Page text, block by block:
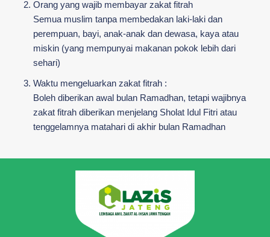
Orang yang wajib membayar zakat fitrah
Semua muslim tanpa membedakan laki-laki dan
perempuan, bayi, anak-anak dan dewasa, kaya atau
miskin (yang mempunyai makanan pokok lebih dari
sehari)
Waktu mengeluarkan zakat fitrah :
Boleh diberikan awal bulan Ramadhan, tetapi wajibnya
zakat fitrah diberikan menjelang Sholat Idul Fitri atau
tenggelamnya matahari di akhir bulan Ramadhan